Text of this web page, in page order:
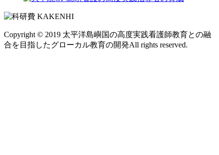
Copyright © 2019 太平洋島嶼国の高度実践看護師教育との融
合を目指したグローカル教育の開発All rights reserved.